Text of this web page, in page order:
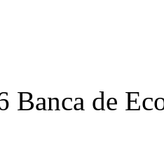
Banca de